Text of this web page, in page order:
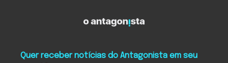
Quer receber notícias do Antagonista em seu